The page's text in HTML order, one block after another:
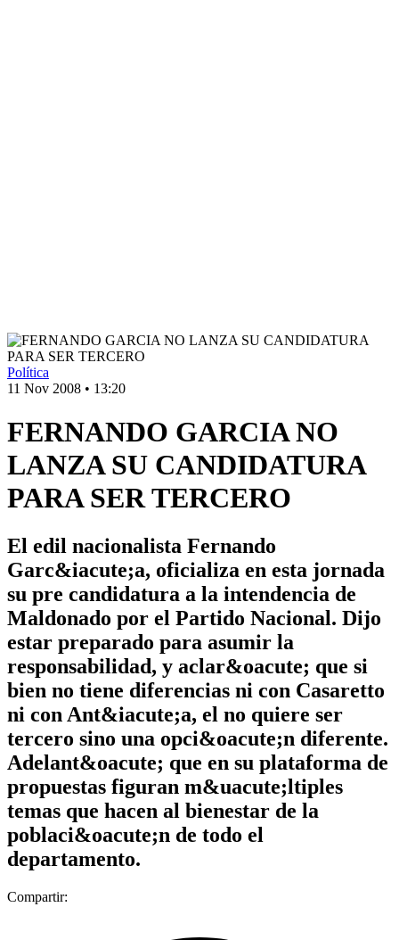
Política
11 Nov 2008 • 13:20
FERNANDO GARCIA NO
LANZA SU CANDIDATURA
PARA SER TERCERO
El edil nacionalista Fernando
Garc&iacute;a, oficializa en esta jornada
su pre candidatura a la intendencia de
Maldonado por el Partido Nacional. Dijo
estar preparado para asumir la
responsabilidad, y aclar&oacute; que si
bien no tiene diferencias ni con Casaretto
ni con Ant&iacute;a, el no quiere ser
tercero sino una opci&oacute;n diferente.
Adelant&oacute; que en su plataforma de
propuestas figuran m&uacute;ltiples
temas que hacen al bienestar de la
poblaci&oacute;n de todo el
departamento.
Compartir: